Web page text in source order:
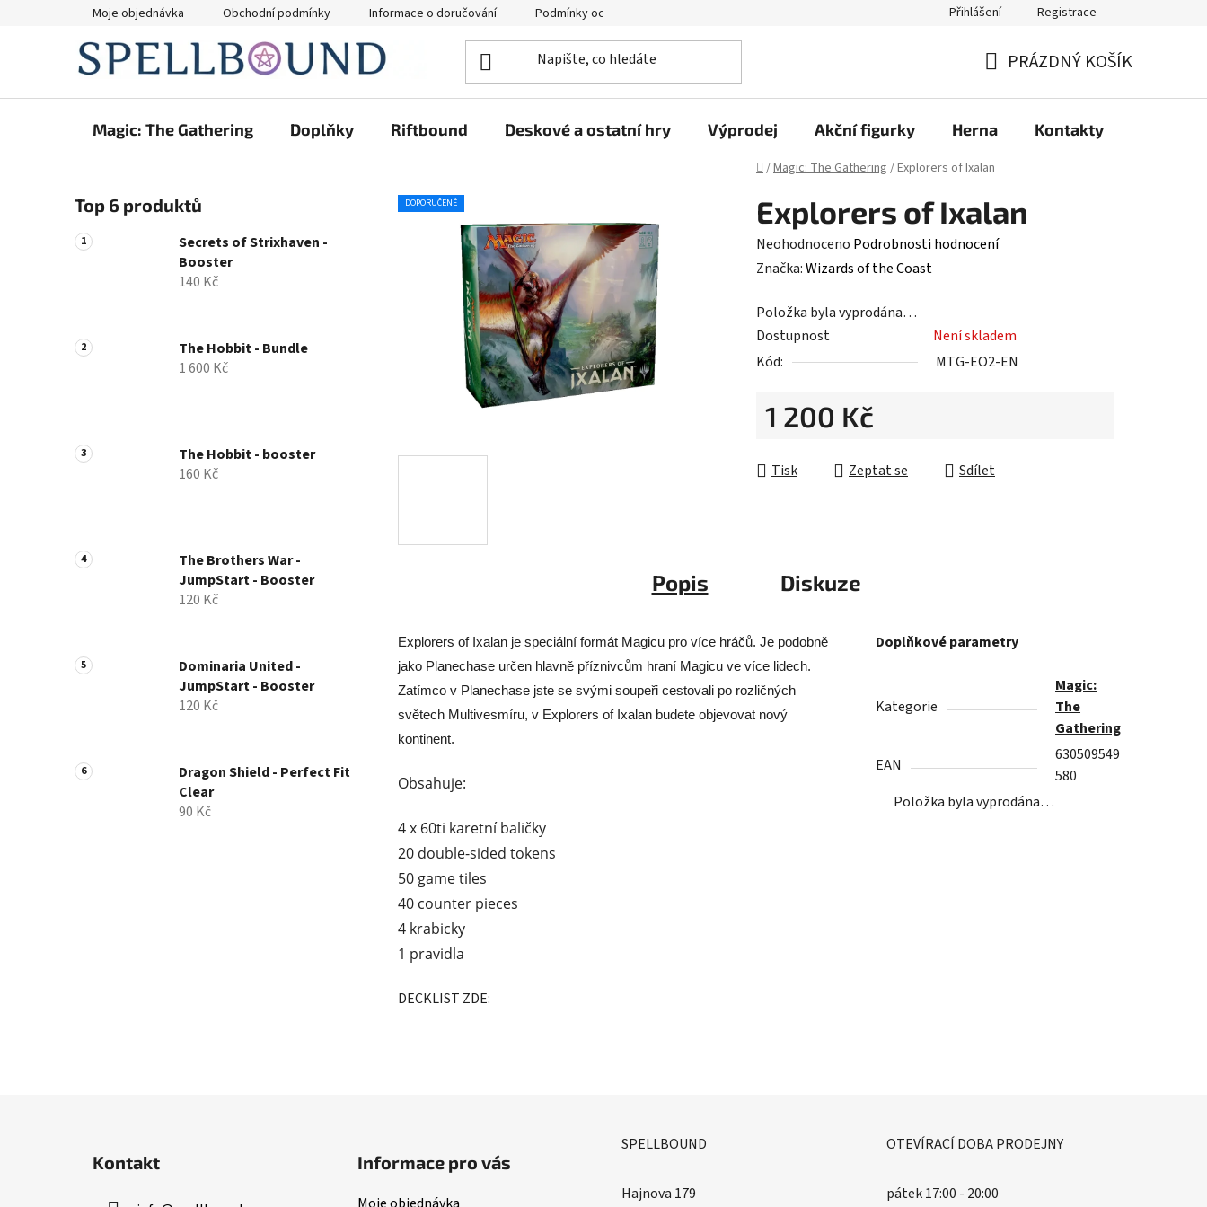
Moje objednávka Obchodní podmínky Informace o doručování Podmínky ochrany osobních údajů Přihlášení Registrace
KOŠÍK
PRÁZDNÝ KOŠÍK
Magic: The Gathering Doplňky Riftbound Deskové a ostatní hry Výprodej Akční figurky Herna Kontakty
Domů
/Magic: The Gathering /Explorers of Ixalan
o
s
t
n
n
e
Top 6 produktů
Secrets of Strixhaven -
Booster
140 Kč
The Hobbit - Bundle
1 600 Kč
The Hobbit - booster
160 Kč
The Brothers War -
JumpStart - Booster
120 Kč
Dominaria United -
JumpStart - Booster
120 Kč
Dragon Shield - Perfect Fit
Clear
90 Kč
Explorers of Ixalan
Průměrné
hodnocení
je
0,0
z
hvězdiček.
Neohodnoceno Podrobnosti hodnocení
Značka:Wizards of the Coast
Položka byla vyprodána…
Dostupnost
Není skladem
Kód:
MTG-EO2-EN
1 200 Kč
Tisk
Zeptat se Sdílet
DOPORUČENÉ
Popis Diskuze
Explorers of Ixalan je speciální formát Magicu pro více hráčů. Je podobně
jako Planechase určen hlavně příznivcům hraní Magicu ve více lidech.
Zatímco v Planechase jste se svými soupeři cestovali po rozličných
světech Multivesmíru, v Explorers of Ixalan budete objevovat nový
kontinent.
Obsahuje:
4 x 60ti karetní baličky
20 double-sided tokens
50 game tiles
40 counter pieces
4 krabicky
1 pravidla
DECKLIST ZDE:
Doplňkové parametry
Kategorie
Magic:
The
Gathering
EAN
630509549
580
Položka byla vyprodána…
Kontakt Informace pro vás
SPELLBOUND
Hajnova 179
OTEVÍRACÍ DOBA PRODEJNY
pátek 17:00 - 20:00